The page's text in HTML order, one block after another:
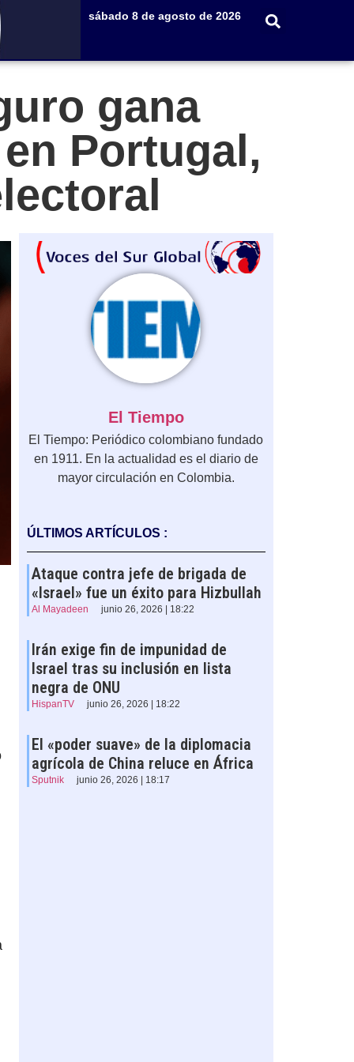
sábado 8 de agosto de 2026
gana
Portugal,
El Tiempo
El Tiempo: Periódico colombiano fundado
en 1911. En la actualidad es el diario de
mayor circulación en Colombia.
ÚLTIMOS ARTÍCULOS :
Ataque contra jefe de brigada de
«Israel» fue un éxito para Hizbullah
Al Mayadeen junio 26, 2026 | 18:22
Irán exige fin de impunidad de
Israel tras su inclusión en lista
negra de ONU
HispanTV junio 26, 2026 | 18:22
El «poder suave» de la diplomacia
agrícola de China reluce en África
Sputnik junio 26, 2026 | 18:17